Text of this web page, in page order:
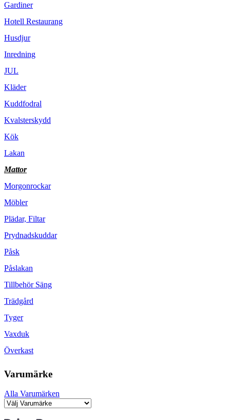
Gardiner
Hotell Restaurang
Husdjur
Inredning
JUL
Kläder
Kuddfodral
Kvalsterskydd
Kök
Lakan
Mattor
Morgonrockar
Möbler
Plädar, Filtar
Prydnadskuddar
Påsk
Påslakan
Tillbehör Säng
Trädgård
Tyger
Vaxduk
Överkast
Varumärke
Alla Varumärken